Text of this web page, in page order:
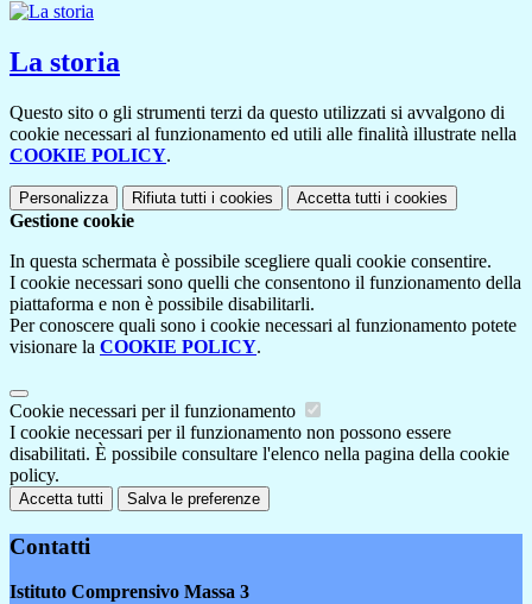
La storia
Questo sito o gli strumenti terzi da questo utilizzati si avvalgono di
cookie necessari al funzionamento ed utili alle finalità illustrate nella
COOKIE POLICY.
Personalizza Rifiuta tutti i cookies Accetta tutti i cookies
Gestione cookie
In questa schermata è possibile scegliere quali cookie consentire.
I cookie necessari sono quelli che consentono il funzionamento della
piattaforma e non è possibile disabilitarli.
Per conoscere quali sono i cookie necessari al funzionamento potete
visionare la COOKIE POLICY.
Cookie necessari per il funzionamento
I cookie necessari per il funzionamento non possono essere
disabilitati. È possibile consultare l'elenco nella pagina della cookie
policy.
Accetta tutti Salva le preferenze
Contatti
Istituto Comprensivo Massa 3